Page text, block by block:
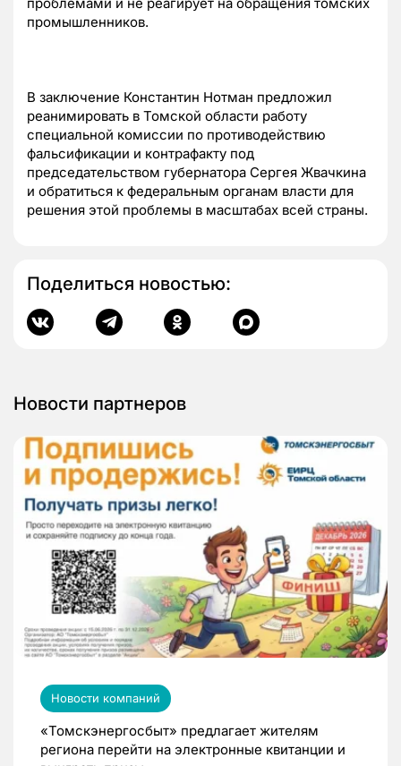
проблемами и не реагирует на обращения томских
промышленников.
В заключение Константин Нотман предложил
реанимировать в Томской области работу
специальной комиссии по противодействию
фальсификации и контрафакту под
председательством губернатора Сергея Жвачкина
и обратиться к федеральным органам власти для
решения этой проблемы в масштабах всей страны.
Поделиться новостью:
Новости партнеров
Новости компаний
«Томскэнергосбыт» предлагает жителям
региона перейти на электронные квитанции и